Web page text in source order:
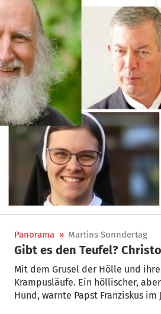
Panorama » Martins Sonndertag
Gibt es
Mit dem Grusel der Hölle und
Krampusläufe. Ein höllischer,
Hund, warnte Papst Franziskus